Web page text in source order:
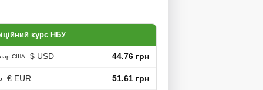
курс НБУ
США $ USD 44.76 грн
€ EUR 51.61 грн